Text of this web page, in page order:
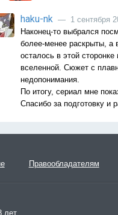
haku-nk — 1 сентября
Наконец-то выбрался
более-менее раскрыты, а
осталось в этой
вселенной. Сюжет с
недопонимания.
По итогу, сериал мне
Спасибо за подготовку и
Правообладателям